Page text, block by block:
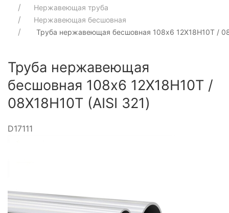
Нержавеющая труба
Нержавеющая бесшовная
Труба нержавеющая бесшовная 108х6 12Х18Н10Т /
Труба нержавеющая
бесшовная 108х6 12Х18Н10Т /
08Х18Н10Т (AISI 321)
D17111